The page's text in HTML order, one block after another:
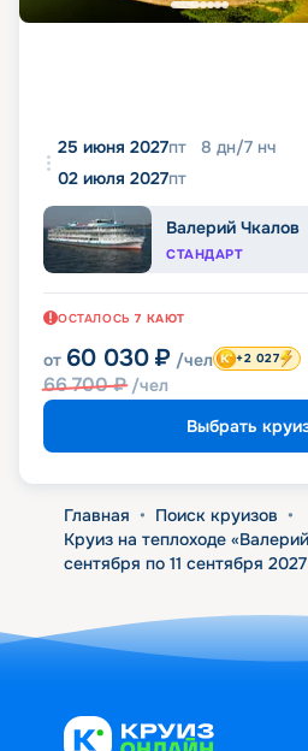
25 июня 2027пт 8 дн/7 нч
02 июля 2027пт
Валерий Чкалов
СТАНДАРТ
ОСТАЛОСЬ 7 КАЮТ
от 60 030 ₽ /чел
66 700₽ /чел
+2 027
Выбрать
Главная • Поиск круизов •
Круиз на теплоходе
сентября по 11 сентября